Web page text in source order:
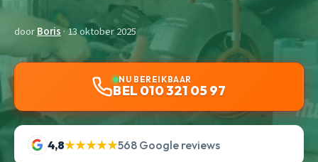
doorBoris· 13 oktober 2025
NU BEREIKBAAR
BEL 010 321 05 97
4,8★★★★★568 Google reviews